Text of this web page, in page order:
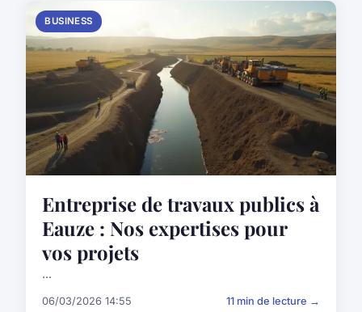
BUSINESS
Entreprise de travaux publics à
Eauze : Nos expertises pour
vos projets
...
06/03/2026 14:55 11 min de lecture →